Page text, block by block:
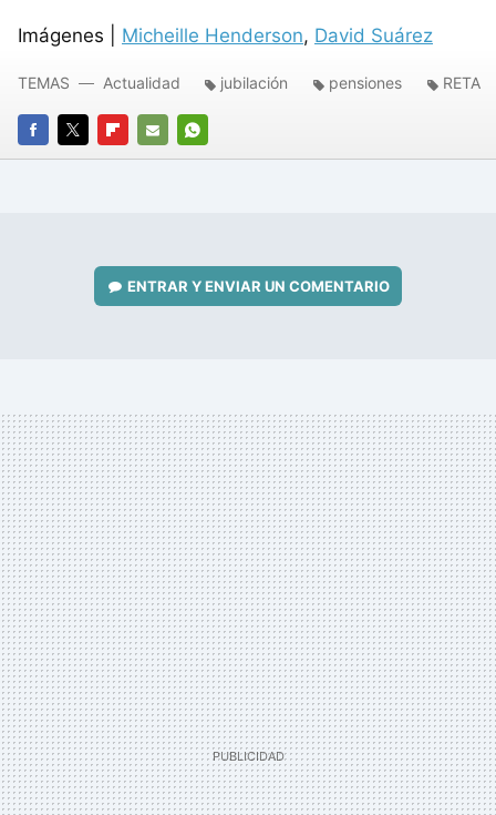
Imágenes | Micheille Henderson, David Suárez
FACEBOOK
TWITTERFLIPBOARD
E-
WHATSAPP
TEMAS Actualidad jubilación pensiones RETA
ENTRAR Y ENVIAR UN COMENTARIO